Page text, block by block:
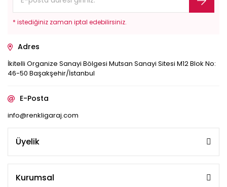
* istediğiniz zaman iptal edebilirsiniz.
Adres
İkitelli Organize Sanayi Bölgesi Mutsan Sanayi Sitesi M12 Blok No:
46-50 Başakşehir/İstanbul
E-Posta
info@renkligaraj.com
Üyelik
Kurumsal